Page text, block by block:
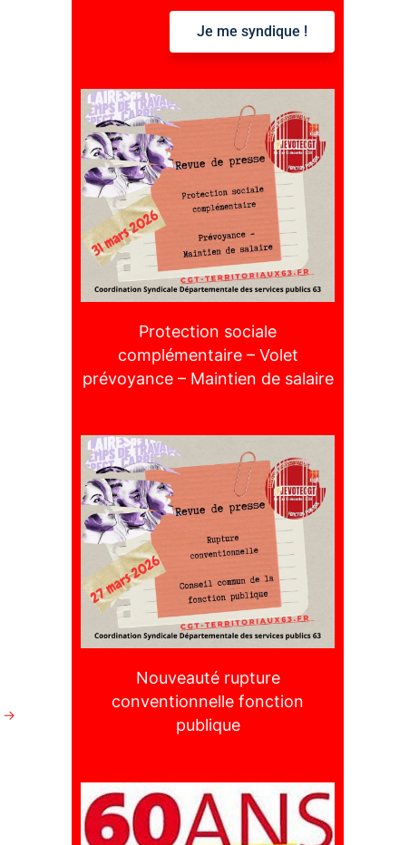
→
Je me syndique !
Protection sociale
complémentaire – Volet
prévoyance – Maintien de salaire
Nouveauté rupture
conventionnelle fonction
publique